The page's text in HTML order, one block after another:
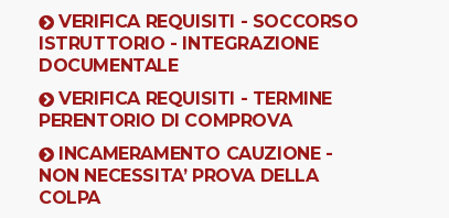
VERIFICA REQUISITI - SOCCORSO
ISTRUTTORIO - INTEGRAZIONE
DOCUMENTALE
VERIFICA REQUISITI - TERMINE
PERENTORIO DI COMPROVA
INCAMERAMENTO CAUZIONE -
NON NECESSITA’ PROVA DELLA
COLPA